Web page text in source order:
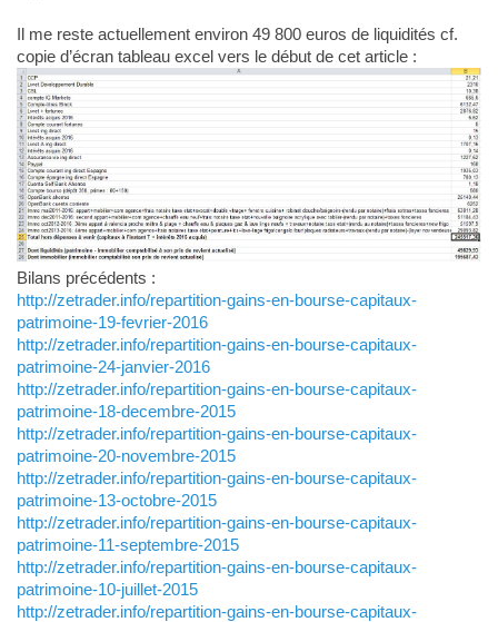
Il me reste actuellement environ 49 800 euros de liquidités cf.
copie d’écran tableau excel vers le début de cet article :
Bilans précédents :
http://zetrader.info/repartition-gains-en-bourse-capitaux-
patrimoine-19-fevrier-2016
http://zetrader.info/repartition-gains-en-bourse-capitaux-
patrimoine-24-janvier-2016
http://zetrader.info/repartition-gains-en-bourse-capitaux-
patrimoine-18-decembre-2015
http://zetrader.info/repartition-gains-en-bourse-capitaux-
patrimoine-20-novembre-2015
http://zetrader.info/repartition-gains-en-bourse-capitaux-
patrimoine-13-octobre-2015
http://zetrader.info/repartition-gains-en-bourse-capitaux-
patrimoine-11-septembre-2015
http://zetrader.info/repartition-gains-en-bourse-capitaux-
patrimoine-10-juillet-2015
http://zetrader.info/repartition-gains-en-bourse-capitaux-